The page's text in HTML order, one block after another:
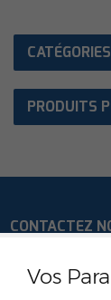
Vos
CATÉGORIES
PRODUITS
CONTACTEZ
Allemagne